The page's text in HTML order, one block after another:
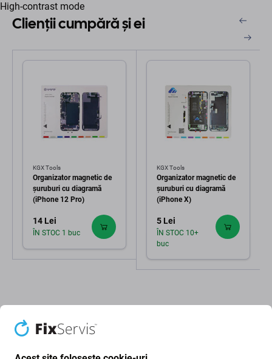
High-contrast mode
Clienții cumpără și ei
KGX Tools
Organizator magnetic de
șuruburi cu diagramă
(iPhone 12 Pro)
14 Lei
ÎN STOC 1 buc
KGX Tools
Organizator magnetic de
șuruburi cu diagramă
(iPhone X)
5 Lei
ÎN STOC 10+
buc